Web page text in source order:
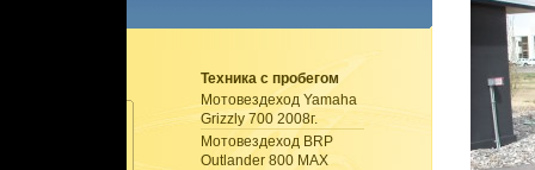
Техника с пробегом
Мотовездеход Yamaha
Grizzly 700 2008г.
Мотовездеход BRP
Outlander 800 MAX